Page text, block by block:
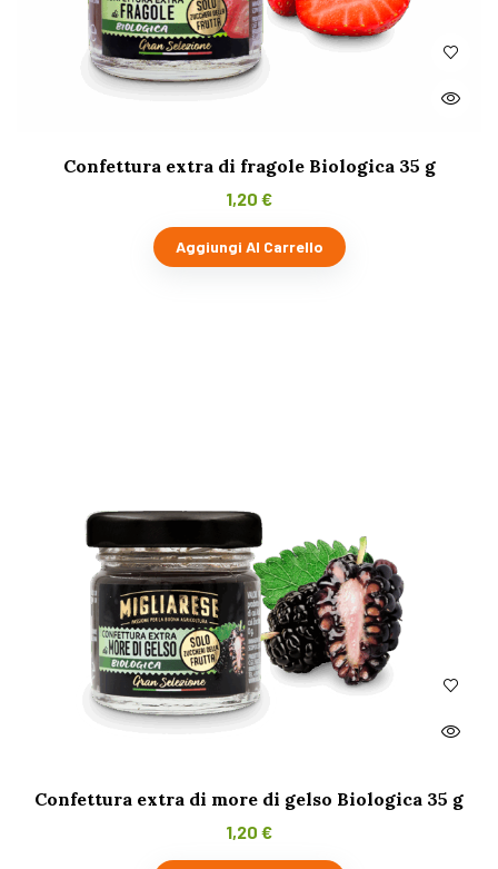
Confettura extra di fragole Biologica 35 g
1,20 €
Aggiungi Al Carrello
Confettura extra di more di gelso Biologica 35 g
1,20 €